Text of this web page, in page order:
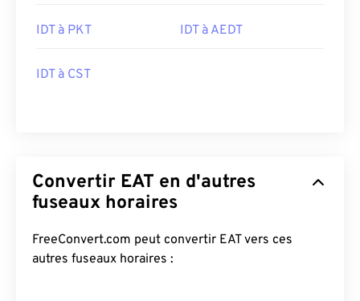
IDT à PKT IDT à AEDT
IDT à CST
Convertir EAT en d'autres
fuseaux horaires
FreeConvert.com peut convertir EAT vers ces
autres fuseaux horaires :